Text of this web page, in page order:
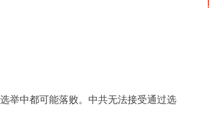
举中都可能落败。中共无法接受通过选